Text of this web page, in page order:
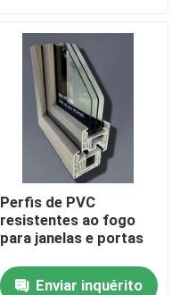
Perfis de PVC
resistentes ao fogo
para janelas e portas
Enviar inquérito